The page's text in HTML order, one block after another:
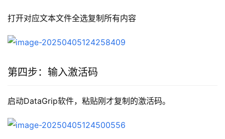
打开对应文本文件全选复制所有内容
第四步：输入激活码
启动DataGrip软件，粘贴刚才复制的激活码。